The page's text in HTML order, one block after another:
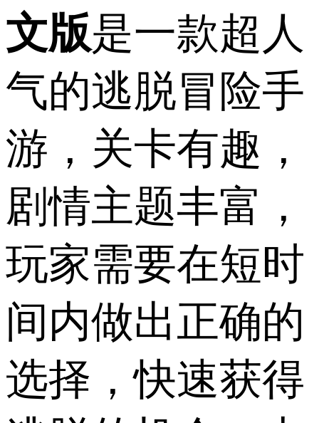
文版是一款超人
气的逃脱冒险手
游，关卡有趣，
剧情主题丰富，
玩家需要在短时
间内做出正确的
选择，快速获得